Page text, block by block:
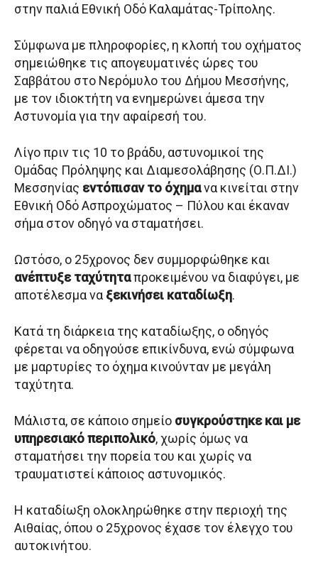
στην παλιά Εθνική Οδό Καλαμάτας-Τρίπολης.
Σύμφωνα με πληροφορίες, η κλοπή του οχήματος
σημειώθηκε τις απογευματινές ώρες του
Σαββάτου στο Νερόμυλο του Δήμου Μεσσήνης,
με τον ιδιοκτήτη να ενημερώνει άμεσα την
Αστυνομία για την αφαίρεσή του.
Λίγο πριν τις 10 το βράδυ, αστυνομικοί της
Ομάδας Πρόληψης και Διαμεσολάβησης (Ο.Π.ΔΙ.)
Μεσσηνίας εντόπισαν το όχημανα κινείται στην
Εθνική Οδό Ασπροχώματος – Πύλου και έκαναν
σήμα στον οδηγό να σταματήσει.
Ωστόσο, ο 25χρονος δεν συμμορφώθηκε και
ανέπτυξε ταχύτηταπροκειμένου να διαφύγει, με
αποτέλεσμα ναξεκινήσει καταδίωξη.
Κατά τη διάρκεια της καταδίωξης, ο οδηγός
φέρεται να οδηγούσε επικίνδυνα, ενώ σύμφωνα
με μαρτυρίες το όχημα κινούνταν με μεγάλη
ταχύτητα.
Μάλιστα, σε κάποιο σημείο συγκρούστηκε και με
υπηρεσιακό περιπολικό, χωρίς όμως να
σταματήσει την πορεία του και χωρίς να
τραυματιστεί κάποιος αστυνομικός.
Η καταδίωξη ολοκληρώθηκε στην περιοχή της
Αιθαίας, όπου ο 25χρονος έχασε τον έλεγχο του
αυτοκινήτου.